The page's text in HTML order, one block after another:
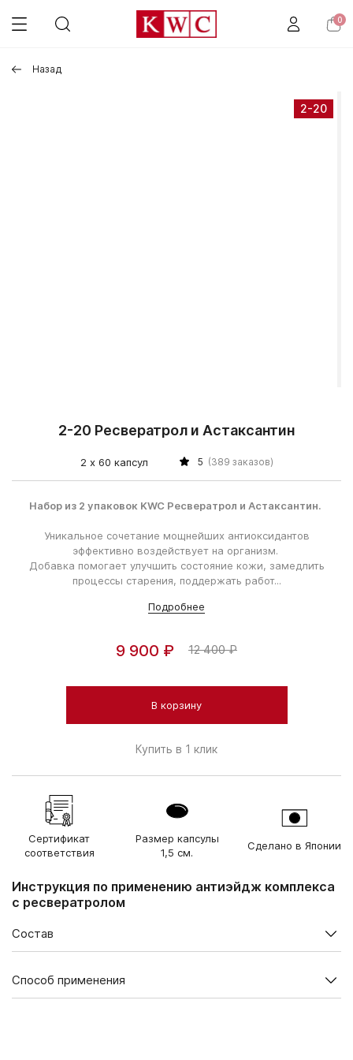
0
Назад
2-20
2-20 Ресвератрол и Астаксантин
2 х 60 капсул 5 (389 заказов)
Набор из 2 упаковок KWC Ресвератрол и Астаксантин.
Уникальное сочетание мощнейших антиоксидантов
эффективно воздействует на организм.
Добавка помогает улучшить состояние кожи, замедлить
процессы старения, поддержать работ...
Подробнее
9 900 ₽ 12 400 ₽
В корзину
Купить в 1 клик
Сертификат
соответствия
Размер капсулы
1,5 см.
Сделано в Японии
Инструкция по применению антиэйдж комплекса
с ресвератролом
Состав
Ресвератрол (из красного
винограда)
4,0
Способ применения